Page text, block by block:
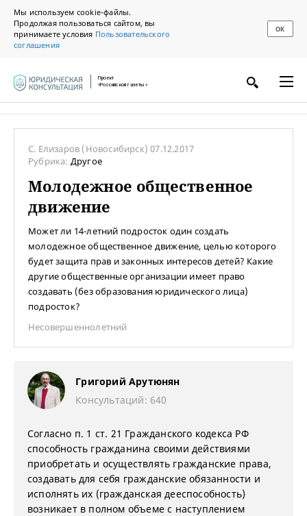
Мы используем cookie-файлы.
Продолжая пользоваться сайтом, вы
принимаете условия Пользовательского
соглашения
ОК
Проект
«Российской газеты»
С. Елизаров (Новосибирск)07.12.2017
Рубрика: Другое
Молодежное общественное
движение
Может ли 14-летний подросток один создать
молодежное общественное движение, целью которого
будет защита прав и законных интересов детей? Какие
другие общественные организации имеет право
создавать (без образования юридического лица)
подросток?
Несовершеннолетний
Григорий Арутюнян
Консультаций: 640
Согласно п. 1 ст. 21 Гражданского кодекса РФ
способность гражданина своими действиями
приобретать и осуществлять гражданские права,
создавать для себя гражданские обязанности и
исполнять их (гражданская дееспособность)
возникает в полном объеме с наступлением